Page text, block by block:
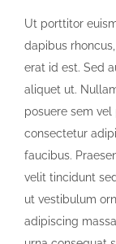
Ut porttitor
dapibus
erat id est. Sed
aliquet ut.
posuere sem vel
consectetur
faucibus.
velit tincidunt
ut vestibulum
adipiscing